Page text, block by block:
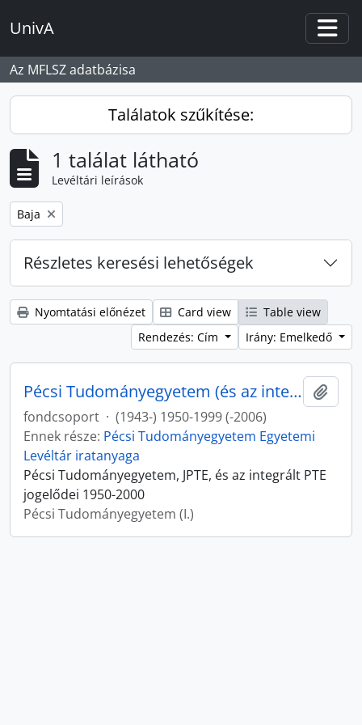
UnivA
Az MFLSZ adatbázisa
Találatok szűkítése:
1 találat látható
Levéltári leírások
Remove filter:
Baja
Részletes keresési lehetőségek
Nyomtatási előnézet Card view
Table view
Rendezés: Cím
Irány: Emelkedő
Pécsi Tudományegyetem (és az integrált PTE jogelődei)
fondcsoport · (1943-) 1950-1999 (-2006)
Ennek része: Pécsi Tudományegyetem Egyetemi
Levéltár iratanyaga
Pécsi Tudományegyetem, JPTE, és az integrált PTE
jogelődei 1950-2000
Pécsi Tudományegyetem (I.)